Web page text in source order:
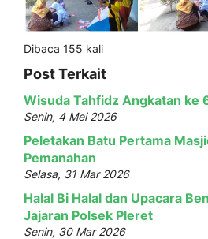
Dibaca 155 kali
Post Terkait
Wisuda Tahfidz Angkatan ke
Senin, 4 Mei 2026
Peletakan Batu Pertama
Pemanahan
Selasa, 31 Mar 2026
Halal Bi Halal dan Upacara
Jajaran Polsek Pleret
Senin, 30 Mar 2026